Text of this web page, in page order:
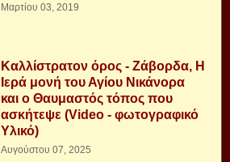
Μαρτίου 03, 2019
Καλλίστρατον όρος - Ζάβορδα, Η
Ιερά μονή του Αγίου Νικάνορα
και ο Θαυμαστός τόπος που
ασκήτεψε (Video - φωτογραφικό
Υλικό)
Αυγούστου 07, 2025